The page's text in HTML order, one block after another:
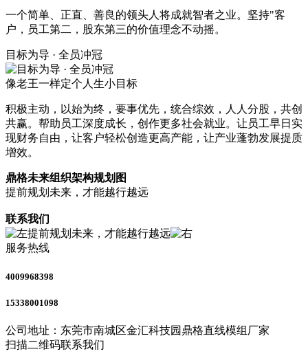
一个简单、正直、善良的领头人将成就智者之业。坚持"客
户，员工第二，股东第三的价值理念不动摇。
目标为导 · 全员冲冠
像老王一样定个人生小目标
积极主动，以始为终，要事优先，统合综效，人人分股，共创
共赢。帮助员工深度成长，创作更多社会就业。让员工早日实
现财务自由，让客户轻松创造更高产能，让产业蓬勃发展提质
增效。
鼎格未来组织架构规划图
提前规划未来，才能越行越远
联系我们
提前规划未来，才能越行越远
服务热线
4009968398
15338001098
公司地址： 东莞市南城区金汇科技园鼎格直线模组厂家
扫描二维码联系我们